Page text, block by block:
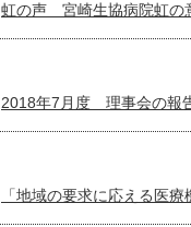
虹の声 宮崎生協病院虹の
2018年7月度 理事会の報
「地域の要求に応える医